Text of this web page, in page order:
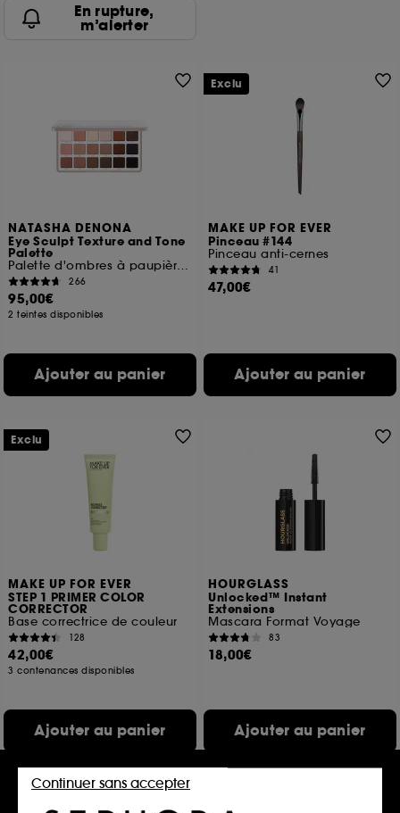
En rupture,
m’alerter
NATASHA DENONA
Eye Sculpt Texture and Tone
Palette
Palette d'ombres à paupières Midi +
266
95,00€
2 teintes disponibles
Ajouter au panier
MAKE UP FOR EVER
Pinceau #144
Pinceau anti-cernes
41
47,00€
Ajouter au panier
Exclu
MAKE UP FOR EVER
STEP 1 PRIMER COLOR
CORRECTOR
Base correctrice de couleur
128
42,00€
3 contenances disponibles
Ajouter au panier
Exclu
HOURGLASS
Unlocked™ Instant
Extensions
Mascara Format Voyage
83
18,00€
Ajouter au panier
Continuer sans accepter